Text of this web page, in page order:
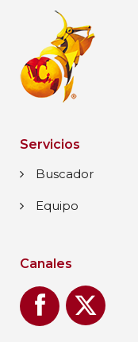
Servicios
Buscador
Equipo
Canales